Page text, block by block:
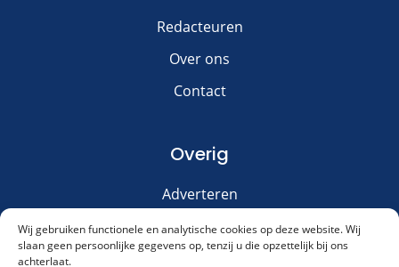
Wij gebruiken functionele en analytische cookies op deze website. Wij
slaan geen persoonlijke gegevens op, tenzij u die opzettelijk bij ons
achterlaat.
Redacteuren
Over ons
Contact
Overig
Adverteren
Disclaimer
Privacy & Cookies